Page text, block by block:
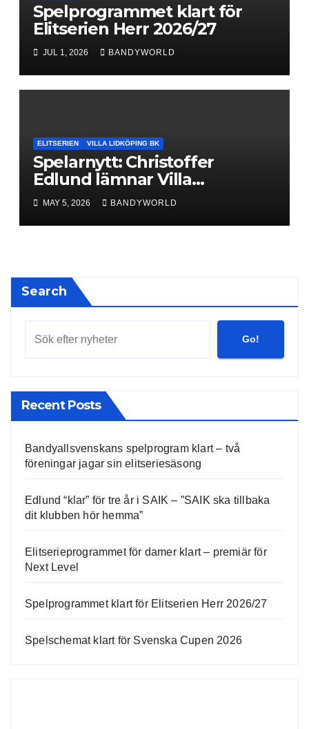
Spelprogrammet klart för
Elitserien Herr 2026/27
JUL 1, 2026 BANDYWORLD
ELITSERIEN VILLA LIDKÖPING BK
Spelarnytt: Christoffer
Edlund lämnar Villa
Lidköping – bryter kontraktet
ett år i förtid
MAY 5, 2026 BANDYWORLD
Search
Go!
Recent Posts
Bandyallsvenskans spelprogram klart – två
föreningar jagar sin elitseriesäsong
Edlund “klar” för tre år i SAIK – ”SAIK ska tillbaka
dit klubben hör hemma”
Elitserieprogrammet för damer klart – premiär för
Next Level
Spelprogrammet klart för Elitserien Herr 2026/27
Spelschemat klart för Svenska Cupen 2026